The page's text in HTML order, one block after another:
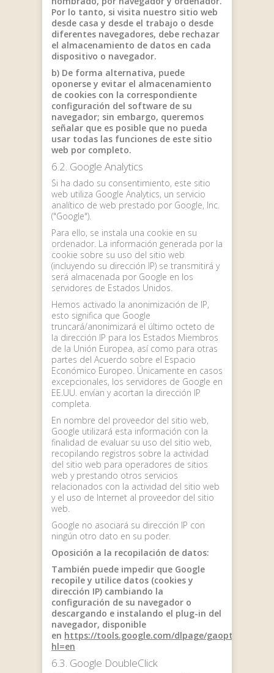
Por lo tanto, si visita nuestro sitio web
desde casa y desde el trabajo o desde
diferentes navegadores, debe rechazar
el almacenamiento de datos en cada
dispositivo o navegador.
b) De forma alternativa, puede
oponerse y evitar el almacenamiento
de cookies con la correspondiente
configuración del software de su
navegador; sin embargo, queremos
señalar que es posible que no pueda
usar todas las funciones de este sitio
web por completo.
6.2. Google Analytics
Si ha dado su consentimiento, este sitio
web utiliza Google Analytics, un servicio
analítico de web prestado por Google, Inc.
("Google").
Para ello, se instala una cookie en su
ordenador. La información generada por la
cookie sobre su uso del sitio web
(incluyendo su dirección IP) se transmitirá y
será almacenada por Google en los
servidores de Estados Unidos.
Hemos activado la anonimización de IP,
esto significa que Google
truncará/anonimizará el último octeto de
la dirección IP para los Estados Miembros
de la Unión Europea, así como para otras
partes del Acuerdo sobre el Espacio
Económico Europeo. Únicamente en casos
excepcionales, los servidores de Google en
EE.UU. envían y acortan la dirección IP
completa.
En nombre del proveedor del sitio web,
Google utilizará esta información con la
finalidad de evaluar su uso del sitio web,
recopilando registros sobre la actividad
del sitio web para operadores de sitios
web y prestando otros servicios
relacionados con la actividad del sitio web
y el uso de Internet al proveedor del sitio
web.
Google no asociará su dirección IP con
ningún otro dato en su poder.
Oposición a la recopilación de datos:
También puede impedir que Google
recopile y utilice datos (cookies y
dirección IP) cambiando la
configuración de su navegador o
descargando e instalando el plug-in del
navegador, disponible
en https://tools.google.com/dlpage/gaoptout?
hl=en
6.3. Google DoubleClick